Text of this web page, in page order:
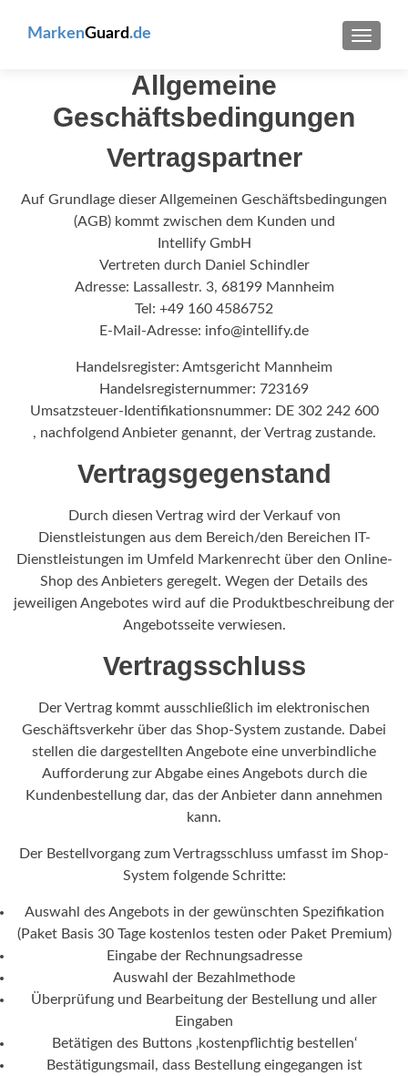
MarkenGuard.de
Allgemeine
Geschäftsbedingungen
Vertragspartner
Auf Grundlage dieser Allgemeinen Geschäftsbedingungen
(AGB) kommt zwischen dem Kunden und
Intellify GmbH
Vertreten durch Daniel Schindler
Adresse: Lassallestr. 3, 68199 Mannheim
Tel: +49 160 4586752
E-Mail-Adresse: info@intellify.de
Handelsregister: Amtsgericht Mannheim
Handelsregisternummer: 723169
Umsatzsteuer-Identifikationsnummer: DE 302 242 600
, nachfolgend Anbieter genannt, der Vertrag zustande.
Vertragsgegenstand
Durch diesen Vertrag wird der Verkauf von
Dienstleistungen aus dem Bereich/den Bereichen IT-
Dienstleistungen im Umfeld Markenrecht über den Online-
Shop des Anbieters geregelt. Wegen der Details des
jeweiligen Angebotes wird auf die Produktbeschreibung der
Angebotsseite verwiesen.
Vertragsschluss
Der Vertrag kommt ausschließlich im elektronischen
Geschäftsverkehr über das Shop-System zustande. Dabei
stellen die dargestellten Angebote eine unverbindliche
Aufforderung zur Abgabe eines Angebots durch die
Kundenbestellung dar, das der Anbieter dann annehmen
kann.
Der Bestellvorgang zum Vertragsschluss umfasst im Shop-
System folgende Schritte:
Auswahl des Angebots in der gewünschten Spezifikation
(Paket Basis 30 Tage kostenlos testen oder Paket Premium)
Eingabe der Rechnungsadresse
Auswahl der Bezahlmethode
Überprüfung und Bearbeitung der Bestellung und aller
Eingaben
Betätigen des Buttons ‚kostenpflichtig bestellen‘
Bestätigungsmail, dass Bestellung eingegangen ist